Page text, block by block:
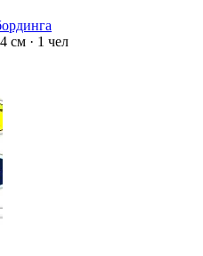
см · 1 чел